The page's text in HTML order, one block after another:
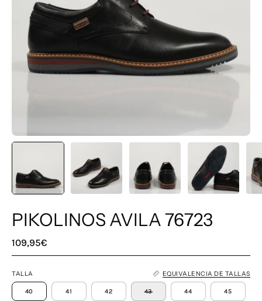
PIKOLINOS AVILA 76723
109,95€
TALLA EQUIVALENCIA DE TALLAS
40 41 42 43 44 45